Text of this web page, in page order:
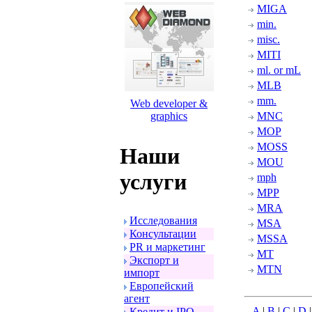
Web developer &
graphics
Наши
услуги
Исследования
Консультации
PR и маpкетинг
Экспоpт и
импоpт
Евpопейский
агент
MIGA
min.
misc.
MITI
ml. or mL
MLB
mm.
MNC
MOP
MOSS
MOU
mph
MPP
MRA
MSA
MSSA
MT
MTN